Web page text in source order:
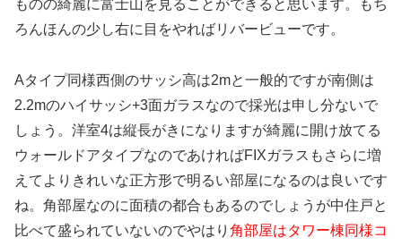
ものの綺麗に富士山を見ることができると思います。もち
ろんほんの少し右に目をやればリバービューです。
Aタイプ同様西側のサッシ高は2mと一般的ですが南側は
2.2mのハイサッシ+3面ガラスなので採光は申し分ないで
しょう。洋室4は縦長がきになりますが綺麗に開け放てる
ウォールドアタイプなのであければFIXガラスもさらに増
えてよりきれいな正方形で明るい部屋になるのは良いです
ね。角部屋なのに面積の都合もあるのでしょうが中住戸と
比べて盛られていないのでやはり 角部屋はタワー棟同様コ